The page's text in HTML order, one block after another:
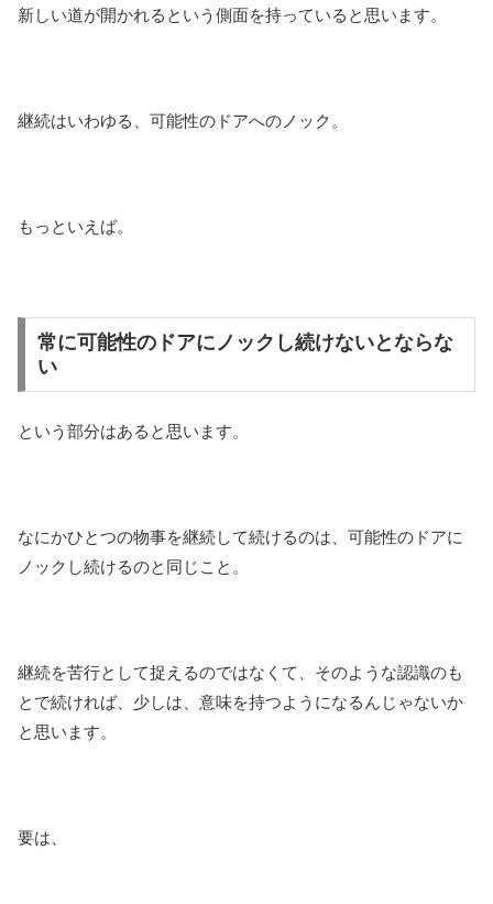
新しい道が開かれるという側面を持っていると思います。
継続はいわゆる、可能性のドアへのノック。
もっといえば。
常に可能性のドアにノックし続けないとならな
い
という部分はあると思います。
なにかひとつの物事を継続して続けるのは、可能性のドアに
ノックし続けるのと同じこと。
継続を苦行として捉えるのではなくて、そのような認識のも
とで続ければ、少しは、意味を持つようになるんじゃないか
と思います。
要は、